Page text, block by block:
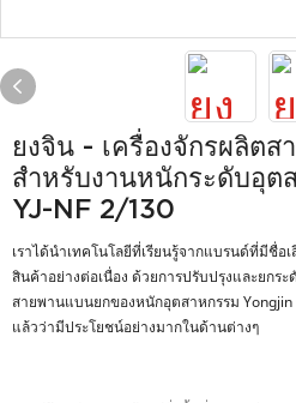
ยงจิน - เครื่องจักรผลิต
สำหรับงานหนักระดับอุต
YJ-NF 2/130
เราได้นำเทคโนโลยีที่เรียนรู้จากแบรนด์ที่มีชื่
สินค้าอย่างต่อเนื่อง ด้วยการปรับปรุงและยก
สายพานแบนยกของหนักอุตสาหกรรม Yongjin
แล้วว่ามีประโยชน์อย่างมากในด้านต่างๆ